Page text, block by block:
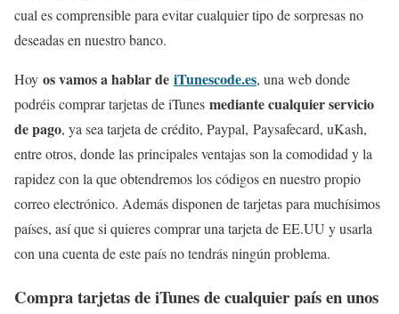
cual es comprensible para evitar cualquier tipo de sorpresas no
deseadas en nuestro banco.
Hoy os vamos a hablar de iTunescode.es, una web donde
podréis comprar tarjetas de iTunes mediante cualquier servicio
de pago, ya sea tarjeta de crédito, Paypal, Paysafecard, uKash,
entre otros, donde las principales ventajas son la comodidad y la
rapidez con la que obtendremos los códigos en nuestro propio
correo electrónico. Además disponen de tarjetas para muchísimos
países, así que si quieres comprar una tarjeta de EE.UU y usarla
con una cuenta de este país no tendrás ningún problema.
Compra tarjetas de iTunes de cualquier país en unos